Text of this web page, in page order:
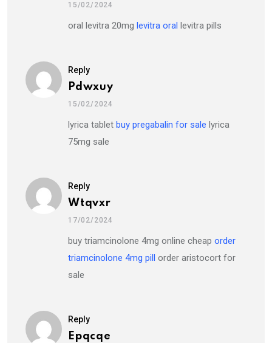
15/02/2024
oral levitra 20mg levitra oral levitra pills
Reply
Pdwxuy
15/02/2024
lyrica tablet buy pregabalin for sale lyrica
75mg sale
Reply
Wtqvxr
17/02/2024
buy triamcinolone 4mg online cheap order
triamcinolone 4mg pill order aristocort for
sale
Reply
Epqcqe